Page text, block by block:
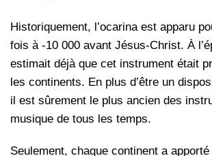
Historiquement, l’ocarina est apparu
fois à -10 000 avant Jésus-Christ. À
estimait déjà que cet instrument était
les continents. En plus d’être un
il est sûrement le plus ancien des
musique de tous les temps.
Seulement, chaque continent a